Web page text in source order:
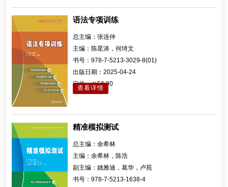
语法专项训练
总主编：张连仲
主编： 陈星涛，何绮文
书号：978-7-5213-3029-8(01)
出版日期：2025-04-24
定价：￥59.90
查看详情
精准模拟测试
总主编：余希林
主编：余希林，陈浩
副主编：姚雅迪，葛华，卢苑
书号：978-7-5213-1638-4